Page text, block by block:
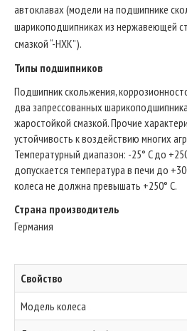
автоклавах (модели на подшипнике
шарикоподшипниках из нержавеющей
смазкой “-HXK”).
Типы подшипников
Подшипник скольжения,
два запрессованных
жаростойкой смазкой. Прочие
устойчивость к воздействию многих
Температурный диапазон: -25° C до
допускается температура в печи до
колеса не должна превышать +250° C.
Страна производитель
Германия
Свойство
Модель колеса